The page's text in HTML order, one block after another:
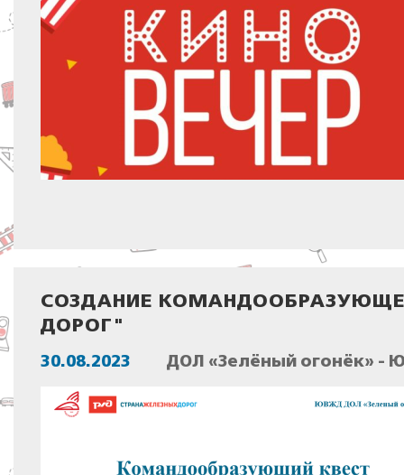
СОЗДАНИЕ
ДОРОГ"
30.08.2023 ДОЛ «Зелёный огонёк» -